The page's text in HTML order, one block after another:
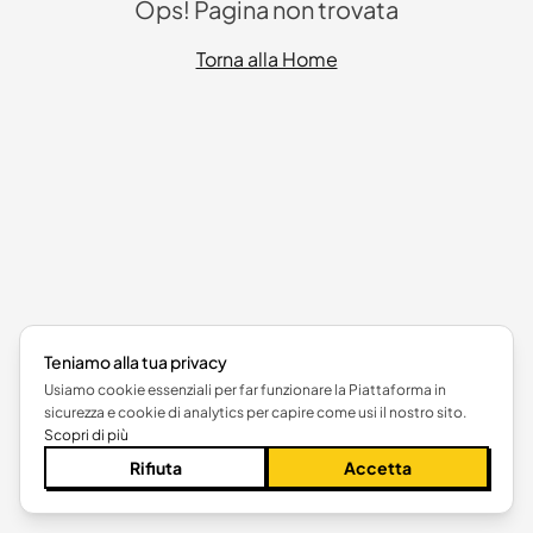
Ops! Pagina non trovata
Torna alla Home
Teniamo alla tua privacy
Usiamo cookie essenziali per far funzionare la Piattaforma in
sicurezza e cookie di analytics per capire come usi il nostro sito.
Scopri di più
Rifiuta Accetta